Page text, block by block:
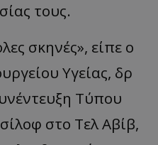
τους.
σκηνές», είπε ο
Υγείας, δρ
Τύπου
στο Τελ Αβίβ,